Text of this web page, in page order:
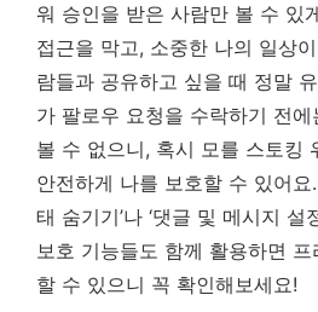
워 승인을 받은 사람만 볼 수 있
접근을 막고, 소중한 나의 일상
람들과 공유하고 싶을 때 정말
가 팔로우 요청을 수락하기 전
볼 수 없으니, 혹시 모를 스토킹
안전하게 나를 보호할 수 있어요
태 숨기기’나 ‘댓글 및 메시지 설
보호 기능들도 함께 활용하면
할 수 있으니 꼭 확인해보세요!